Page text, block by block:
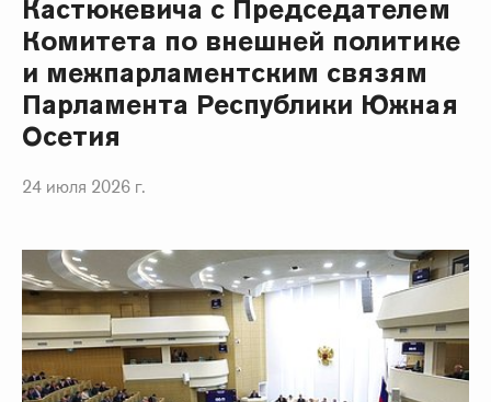
Кастюкевича с Председателем
Комитета по внешней политике
и межпарламентским связям
Парламента Республики Южная
Осетия
24 июля 2026 г.